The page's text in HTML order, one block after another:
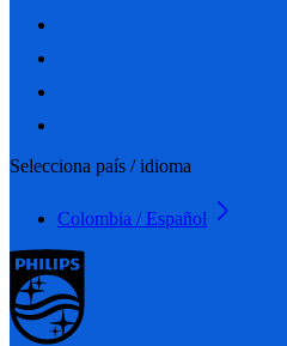
Selecciona país / idioma
Colombia / Español